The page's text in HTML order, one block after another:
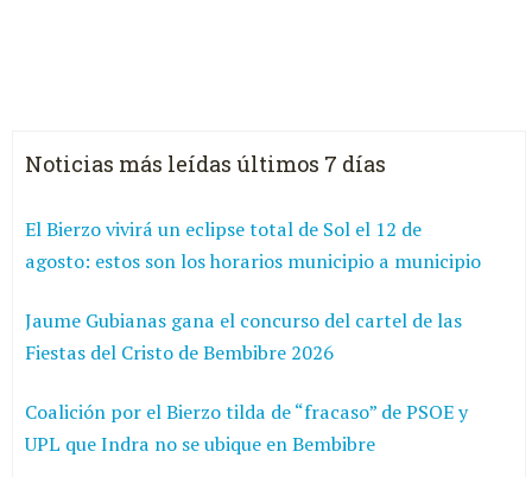
Noticias más leídas últimos 7 días
El Bierzo vivirá un eclipse total de Sol el 12 de
agosto: estos son los horarios municipio a municipio
Jaume Gubianas gana el concurso del cartel de las
Fiestas del Cristo de Bembibre 2026
Coalición por el Bierzo tilda de “fracaso” de PSOE y
UPL que Indra no se ubique en Bembibre